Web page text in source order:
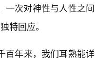
一次对神性与人性之间
特回应。
百年来，我们耳熟能详